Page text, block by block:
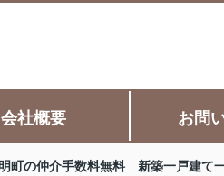
会社概要 お問
町の仲介手数料無料 新築一戸建て